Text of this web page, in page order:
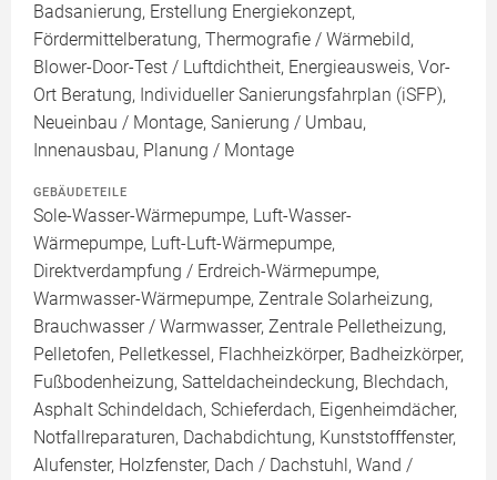
Badsanierung, Erstellung Energiekonzept,
Fördermittelberatung, Thermografie / Wärmebild,
Blower-Door-Test / Luftdichtheit, Energieausweis, Vor-
Ort Beratung, Individueller Sanierungsfahrplan (iSFP),
Neueinbau / Montage, Sanierung / Umbau,
Innenausbau, Planung / Montage
GEBÄUDETEILE
Sole-Wasser-Wärmepumpe, Luft-Wasser-
Wärmepumpe, Luft-Luft-Wärmepumpe,
Direktverdampfung / Erdreich-Wärmepumpe,
Warmwasser-Wärmepumpe, Zentrale Solarheizung,
Brauchwasser / Warmwasser, Zentrale Pelletheizung,
Pelletofen, Pelletkessel, Flachheizkörper, Badheizkörper,
Fußbodenheizung, Satteldacheindeckung, Blechdach,
Asphalt Schindeldach, Schieferdach, Eigenheimdächer,
Notfallreparaturen, Dachabdichtung, Kunststofffenster,
Alufenster, Holzfenster, Dach / Dachstuhl, Wand /